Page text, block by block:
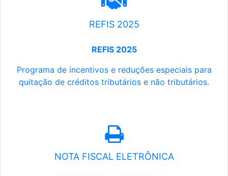
REFIS 2025
REFIS 2025
Programa de incentivos e reduções especiais para
quitação de créditos tributários e não tributários.
NOTA FISCAL ELETRÔNICA